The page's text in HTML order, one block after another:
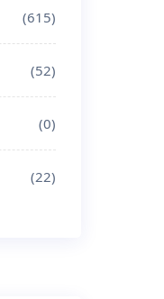
(615)
(52)
(0)
(22)